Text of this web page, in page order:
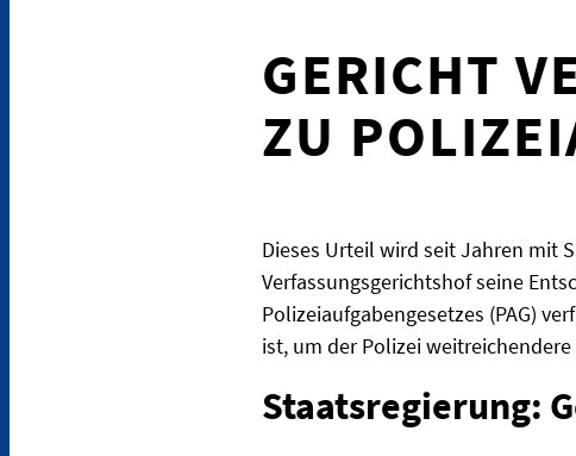
GERICHT
ZU
Dieses Urteil wird seit Jahren mit
Verfassungsgerichtshof seine
Polizeiaufgabengesetzes (PAG)
ist, um der Polizei
Staatsregierung: